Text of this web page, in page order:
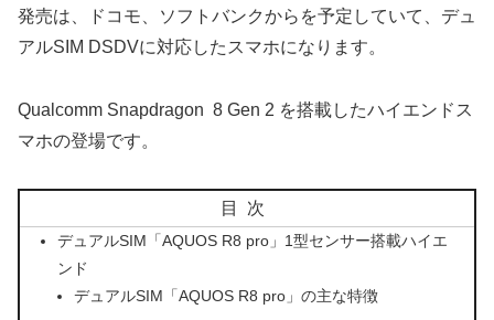
発売は、ドコモ、ソフトバンクからを予定していて、デュ
アルSIM DSDVに対応したスマホになります。
Qualcomm Snapdragon 8 Gen 2 を搭載したハイエンドス
マホの登場です。
目次
デュアルSIM「AQUOS R8 pro」1型センサー搭載ハイエ
ンド
デュアルSIM「AQUOS R8 pro」の主な特徴